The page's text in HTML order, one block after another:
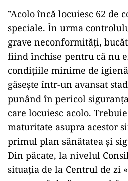
”Acolo încă locuiesc 62 de
speciale. În urma
grave neconformităţi,
fiind închise pentru că nu
condiţiile minime de
găseşte într-un avansat
punând în pericol
care locuiesc acolo.
maturitate asupra acestor
primul plan sănătatea şi
Din păcate, la nivelul
situaţia de la Centrul de zi